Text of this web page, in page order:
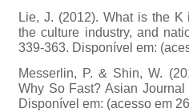
Lie, J. (2012). What is the
the culture industry, and
339-363. Disponível em:
Messerlin, P. & Shin, W.
Why So Fast? Asian
Disponível em: (acesso em